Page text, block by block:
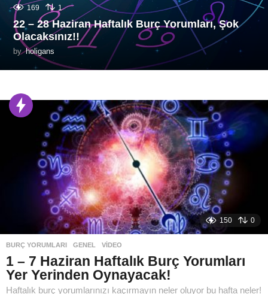
169 1
22 – 28 Haziran Haftalık Burç Yorumları, Şok
Olacaksınız!!
by holigans
150 0
BURÇ YORUMLARI ,GENEL ,VIDEO
1 – 7 Haziran Haftalık Burç Yorumları
Yer Yerinden Oynayacak!
Haftalık burç yorumlarınızı kaçırmayın neler oluyor bu hafta neler!